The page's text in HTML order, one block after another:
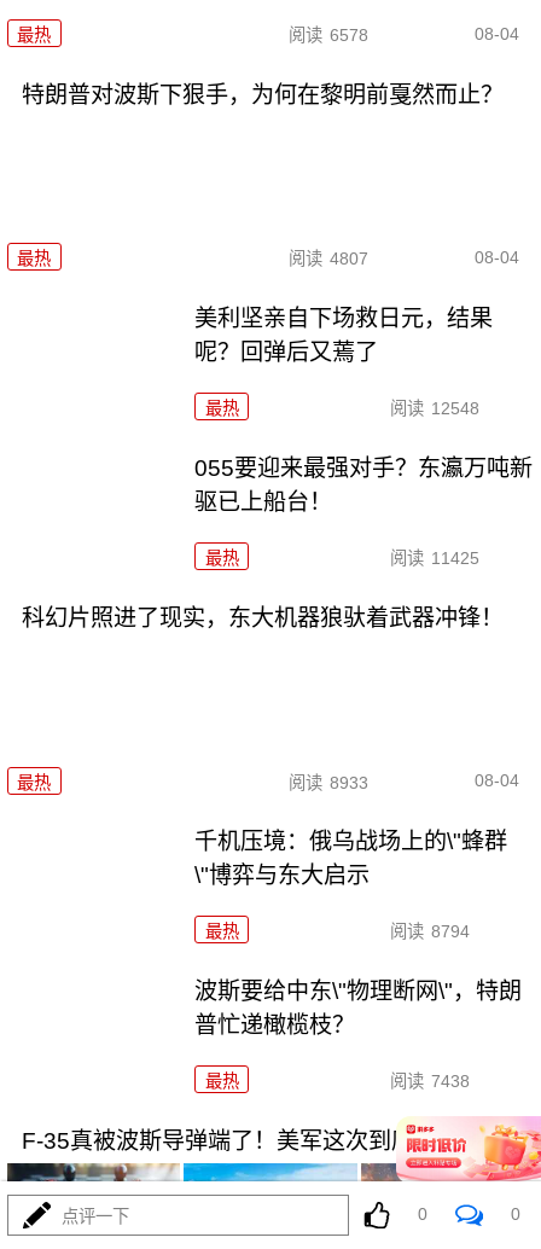
最热 阅读 6578 08-04
特朗普对波斯下狠手，为何在黎明前戛然而止？
最热 阅读 4807 08-04
美利坚亲自下场救日元，结果
呢？回弹后又蔫了
最热 阅读 12548
055要迎来最强对手？东瀛万吨新
驱已上船台！
最热 阅读 11425
科幻片照进了现实，东大机器狼驮着武器冲锋！
最热 阅读 8933 08-04
千机压境：俄乌战场上的\"蜂群
\"博弈与东大启示
最热 阅读 8794
波斯要给中东\"物理断网\"，特朗
普忙递橄榄枝？
最热 阅读 7438
F-35真被波斯导弹端了！美军这次到底输在哪
点评一下 0 0